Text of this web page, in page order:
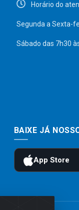
Horário do
Segunda a Sexta-
Sábado das 7h30
BAIXE JÁ